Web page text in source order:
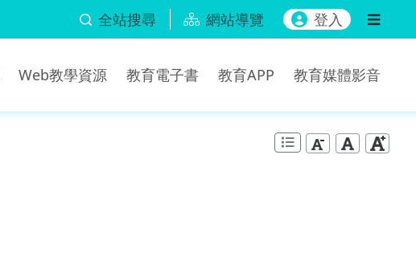
全站搜尋 網站導覽 登入
Web教學資源 教育電子書 教育APP 教育媒體影音